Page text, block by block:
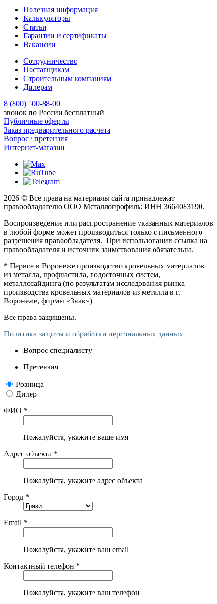
Полезная информация
Калькуляторы
Статьи
Гарантии и сертификаты
Вакансии
Сотрудничество
Поставщикам
Строительным компаниям
Дилерам
8 (800) 500-88-00
звонок по России бесплатный
Публичные оферты
Заказ предварительного расчета
Вопрос / претензия
Интернет-магазин
2026 © Все права на материалы сайта принадлежат
правообладателю ООО Металлопрофиль: ИНН 3664083190.
Воспроизведение или распространение указанных материалов
в любой форме может производиться только с письменного
разрешения правообладателя. При использовании ссылка на
правообладателя и источник заимствования обязательна.
* Первое в Воронеже производство кровельных материалов
из металла, профнастила, водосточных систем,
металлосайдинга (по результатам исследования рынка
производства кровельных материалов из металла в г.
Воронеже, фирмы «Знак»).
Все права защищены.
Политика защиты и обработки персональных данных.
Вопрос специалисту
Претензия
Розница
Дилер
ФИО *
Пожалуйста, укажите ваше имя
Адрес объекта *
Пожалуйста, укажите адрес объекта
Город *
Email *
Пожалуйста, укажите ваш email
Контактный телефон *
Пожалуйста, укажите ваш телефон